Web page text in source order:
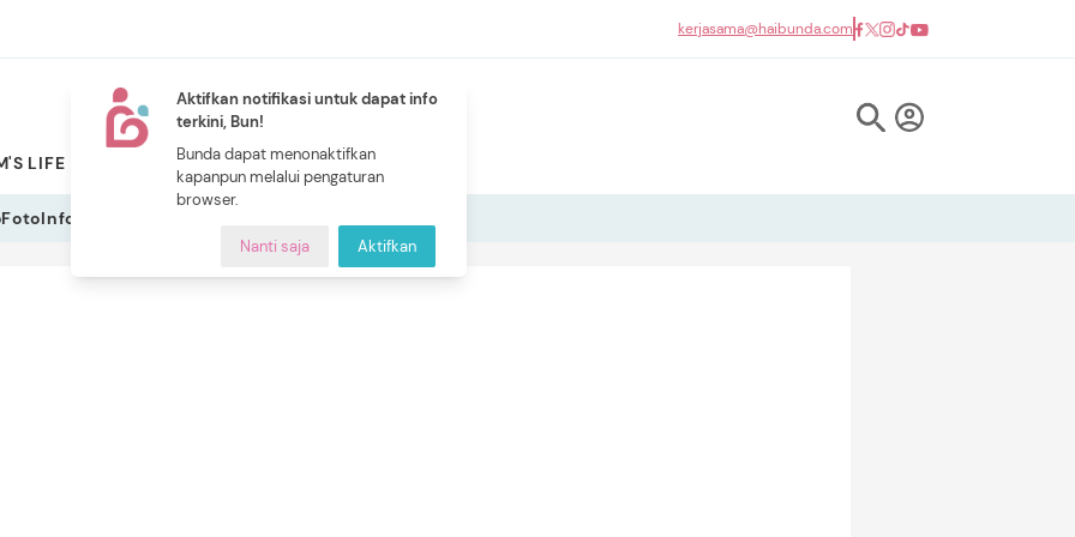
Aktifkan notifikasi untuk dapat info
terkini, Bun!
Bunda dapat menonaktifkan
kapanpun melalui pengaturan
browser.
Nanti saja Aktifkan
kerjasama@haibunda.com
LIFE PILIHAN BUNDA
NEW
CERITA BUNDA
FotoInfografis